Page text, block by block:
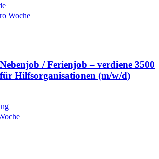
Woche
/ Ferienjob – verdiene 3500
Hilfsorganisationen (m/w/d)